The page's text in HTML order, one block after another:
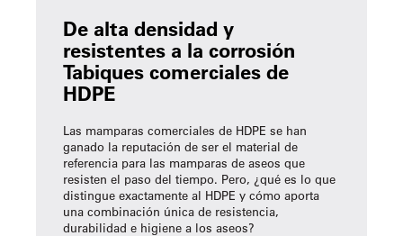
De alta densidad y
resistentes a la corrosión
Tabiques comerciales de
HDPE
Las mamparas comerciales de HDPE se han
ganado la reputación de ser el material de
referencia para las mamparas de aseos que
resisten el paso del tiempo. Pero, ¿qué es lo que
distingue exactamente al HDPE y cómo aporta
una combinación única de resistencia,
durabilidad e higiene a los aseos?